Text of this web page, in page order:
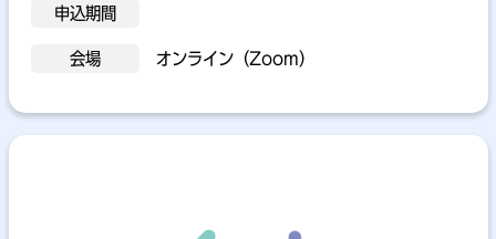
申込期間
会場 オンライン（Zoom）